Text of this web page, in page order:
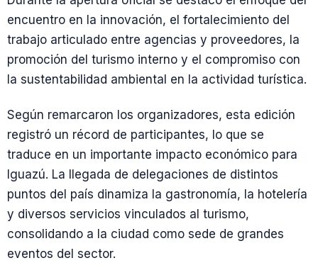
encuentro en la innovación, el fortalecimiento del
trabajo articulado entre agencias y proveedores, la
promoción del turismo interno y el compromiso con
la sustentabilidad ambiental en la actividad turística.
Según remarcaron los organizadores, esta edición
registró un récord de participantes, lo que se
traduce en un importante impacto económico para
Iguazú. La llegada de delegaciones de distintos
puntos del país dinamiza la gastronomía, la hotelería
y diversos servicios vinculados al turismo,
consolidando a la ciudad como sede de grandes
eventos del sector.